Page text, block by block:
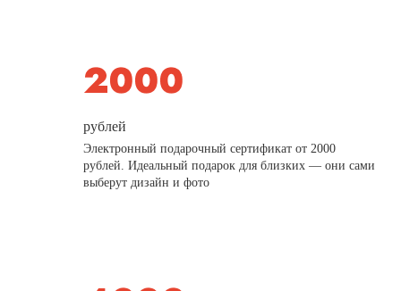
рублей
Электронный подарочный сертификат от 2000
рублей. Идеальный подарок для близких — они сами
выберут дизайн и фото